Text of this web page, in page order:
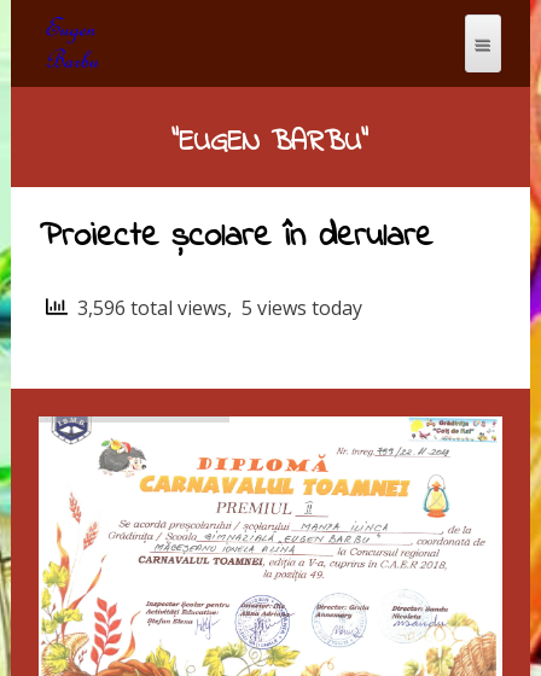
"EUGEN BARBU"
Proiecte școlare în derulare
3,596 total views, 5 views today